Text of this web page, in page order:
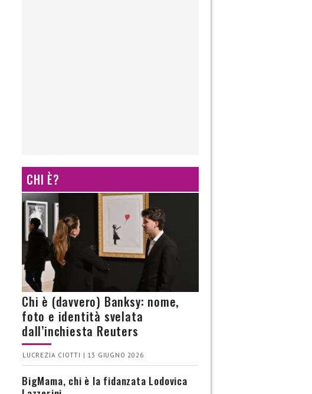
CHI È?
Chi è (davvero) Banksy: nome,
foto e identità svelata
dall’inchiesta Reuters
LUCREZIA CIOTTI | 13 GIUGNO 2026
BigMama, chi è la fidanzata Lodovica